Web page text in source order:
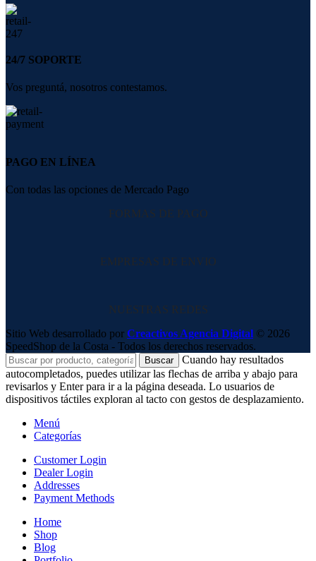
24/7 SOPORTE
Vos preguntá, nosotros contestamos.
PAGO EN LÍNEA
Con todas las opciones de Mercado Pago
FORMAS DE PAGO
EMPRESAS DE ENVIO
NUESTRAS REDES
Sitio Web desarrollado por Creactivos Agencia Digital © 2026
SpeedShop de la Costa - Todos los derechos reservados.
Buscar
Cuando hay resultados
autocompletados, puedes utilizar las flechas de arriba y abajo para
revisarlos y Enter para ir a la página deseada. Lo usuarios de
dispositivos táctiles exploran al tacto con gestos de desplazamiento.
Menú
Categorías
Customer Login
Dealer Login
Addresses
Payment Methods
Home
Shop
Blog